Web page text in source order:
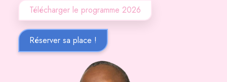
Télécharger le programme 2026
Réserver sa place !